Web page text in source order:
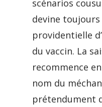
scénarios
devine toujours
providentielle
du vaccin. La
recommence
nom du
prétendument